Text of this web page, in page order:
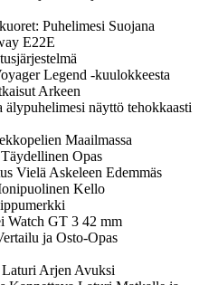
Puhelimesi Suojana
E22E
Legend -kuulokkeesta
Arkeen
näyttö tehokkaasti
Maailmassa
Opas
Vielä Askeleen Edemmäs
Kello
Watch GT 3 42 mm
ja Osto-Opas
Arjen Avuksi